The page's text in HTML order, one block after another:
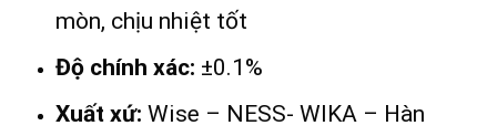
mòn, chịu nhiệt tốt
Độ chính xác: ±0.1%
Xuất xứ: Wise – NESS- WIKA – Hàn